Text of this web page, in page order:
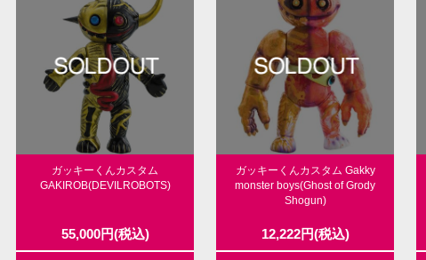
ガッキーくんカスタム
GAKIROB(DEVILROBOTS)
55,000円(税込)
ガッキーくんカスタム Gakky
monster boys(Ghost of Grody
Shogun)
12,222円(税込)